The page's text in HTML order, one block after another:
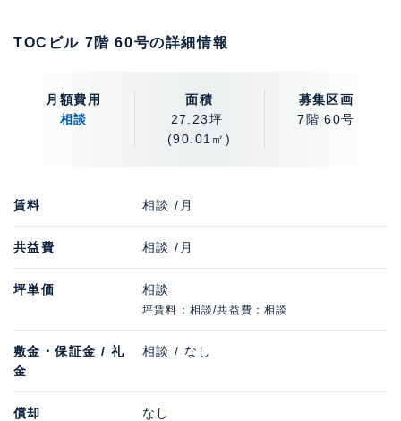
TOCビル 7階 60号の詳細情報
月額費用
相談
面積
27.23坪
(90.01㎡)
募集区画
7階 60号
賃料 相談 /月
共益費 相談 /月
坪単価 相談
坪賃料：相談/共益費：相談
敷金・保証金 / 礼
金
相談 / なし
償却 なし